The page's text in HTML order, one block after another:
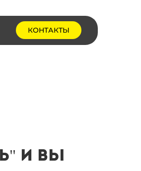
КОНТАКТЫ
и вы